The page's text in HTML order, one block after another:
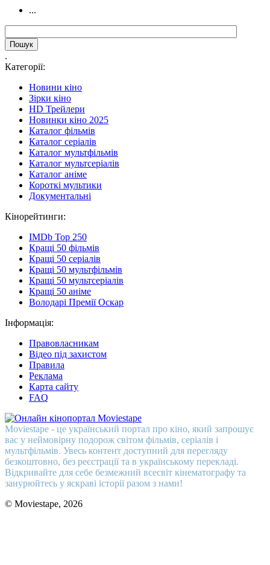
...
.
Категорії:
Новини кіно
Зірки кіно
HD Трейлери
Новинки кіно 2025
Каталог фільмів
Каталог серіалів
Каталог мультфільмів
Каталог мультсеріалів
Каталог аніме
Короткі мультики
Документальні
Кінорейтинги:
IMDb Top 250
Кращі 50 фільмів
Кращі 50 серіалів
Кращі 50 мультфільмів
Кращі 50 мультсеріалів
Кращі 50 аніме
Володарі Премії Оскар
Інформація:
Правовласникам
Відео під захистом
Правила
Реклама
Карта сайту
FAQ
Moviestape - це український портал про кіно, який запрошує
вас у неймовірну подорож світом фільмів, серіалів і
мультфільмів. Увесь контент доступний для перегляду
безкоштовно, без реєстрації та в українському перекладі.
Відкривайте для себе безмежний всесвіт кінематографу та
занурюйтесь у яскраві історії разом з нами!
© Moviestape, 2026